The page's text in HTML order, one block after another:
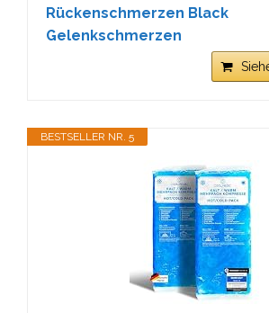
Rückenschmerzen Black
Gelenkschmerzen
BESTSELLER NR. 5